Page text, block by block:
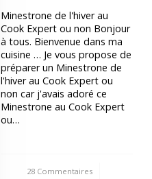
Minestrone de l'hiver au
Cook Expert ou non Bonjour
à tous. Bienvenue dans ma
cuisine … Je vous propose de
préparer un Minestrone de
l'hiver au Cook Expert ou
non car j'avais adoré ce
Minestrone au Cook Expert
ou…
28 Commentaires
/